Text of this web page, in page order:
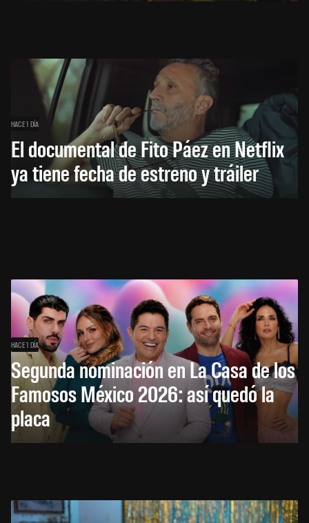
HACE 1 DÍA
El documental de Fito Páez en Netflix
ya tiene fecha de estreno y tráiler
HACE 1 DÍA
Segunda nominación en La Casa de los
Famosos México 2026: así quedó la
placa